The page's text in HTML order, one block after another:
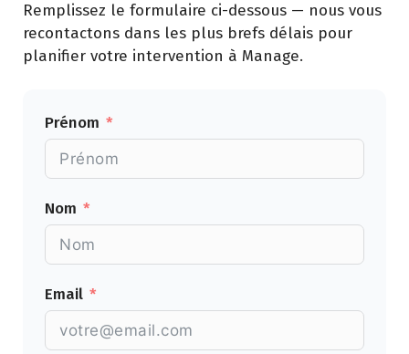
Remplissez le formulaire ci-dessous — nous vous
recontactons dans les plus brefs délais pour
planifier votre intervention à Manage.
Prénom
Nom
Email